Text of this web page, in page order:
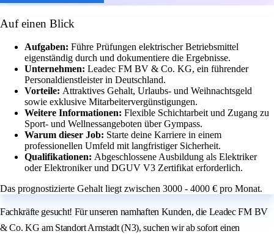
Auf einen Blick
Aufgaben: Führe Prüfungen elektrischer Betriebsmittel
eigenständig durch und dokumentiere die Ergebnisse.
Unternehmen: Leadec FM BV & Co. KG, ein führender
Personaldienstleister in Deutschland.
Vorteile: Attraktives Gehalt, Urlaubs- und Weihnachtsgeld
sowie exklusive Mitarbeitervergünstigungen.
Weitere Informationen: Flexible Schichtarbeit und Zugang zu
Sport- und Wellnessangeboten über Gympass.
Warum dieser Job: Starte deine Karriere in einem
professionellen Umfeld mit langfristiger Sicherheit.
Qualifikationen: Abgeschlossene Ausbildung als Elektriker
oder Elektroniker und DGUV V3 Zertifikat erforderlich.
Das prognostizierte Gehalt liegt zwischen 3000 - 4000 € pro Monat.
Fachkräfte gesucht! Für unseren namhaften Kunden, die Leadec FM BV
& Co. KG am Standort Arnstadt (N3), suchen wir ab sofort einen